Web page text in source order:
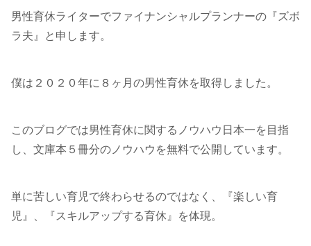
男性育休ライターでファイナンシャルプランナーの『ズボ
ラ夫』と申します。
僕は２０２０年に８ヶ月の男性育休を取得しました。
このブログでは男性育休に関するノウハウ日本一を目指
し、文庫本５冊分のノウハウを無料で公開しています。
単に苦しい育児で終わらせるのではなく、『楽しい育
児』、『スキルアップする育休』を体現。